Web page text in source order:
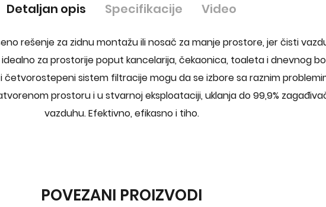
Detaljan opis Specifikacije Video
rešenje za zidnu montažu ili nosač za manje prostore, jer čisti
za prostorije poput kancelarija, čekaonica, toaleta i dnevnog
četvorostepeni sistem filtracije mogu da se izbore sa raznim
prostoru i u stvarnoj eksploataciji, uklanja do 99,9%
vazduhu. Efektivno, efikasno i tiho.
POVEZANI PROIZVODI